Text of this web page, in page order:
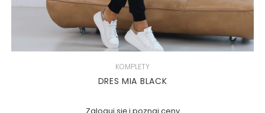
KOMPLETY
DRES MIA BLACK